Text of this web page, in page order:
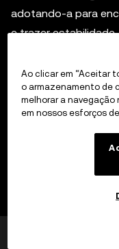
adotando-a para
e trazer estabilidade.
Não há duas
e às atitudes em
haja claros
Ao clicar em “Aceitar
o armazenamento de
melhorar a navegação
em nossos esforços